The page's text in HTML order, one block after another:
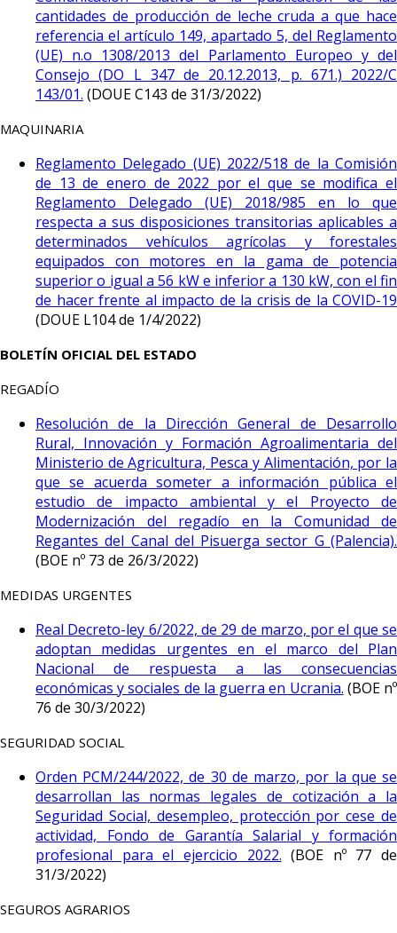
cantidades de producción de leche cruda a que hace
referencia el artículo 149, apartado 5, del Reglamento
(UE) n.o 1308/2013 del Parlamento Europeo y del
Consejo (DO L 347 de 20.12.2013, p. 671.) 2022/C
143/01. (DOUE C143 de 31/3/2022)
MAQUINARIA
Reglamento Delegado (UE) 2022/518 de la Comisión
de 13 de enero de 2022 por el que se modifica el
Reglamento Delegado (UE) 2018/985 en lo que
respecta a sus disposiciones transitorias aplicables a
determinados vehículos agrícolas y forestales
equipados con motores en la gama de potencia
superior o igual a 56 kW e inferior a 130 kW, con el fin
de hacer frente al impacto de la crisis de la COVID-19
(DOUE L104 de 1/4/2022)
BOLETÍN OFICIAL DEL ESTADO
REGADÍO
Resolución de la Dirección General de Desarrollo
Rural, Innovación y Formación Agroalimentaria del
Ministerio de Agricultura, Pesca y Alimentación, por la
que se acuerda someter a información pública el
estudio de impacto ambiental y el Proyecto de
Modernización del regadío en la Comunidad de
Regantes del Canal del Pisuerga sector G (Palencia).
(BOE nº 73 de 26/3/2022)
MEDIDAS URGENTES
Real Decreto-ley 6/2022, de 29 de marzo, por el que se
adoptan medidas urgentes en el marco del Plan
Nacional de respuesta a las consecuencias
económicas y sociales de la guerra en Ucrania. (BOE nº
76 de 30/3/2022)
SEGURIDAD SOCIAL
Orden PCM/244/2022, de 30 de marzo, por la que se
desarrollan las normas legales de cotización a la
Seguridad Social, desempleo, protección por cese de
actividad, Fondo de Garantía Salarial y formación
profesional para el ejercicio 2022. (BOE nº 77 de
31/3/2022)
SEGUROS AGRARIOS